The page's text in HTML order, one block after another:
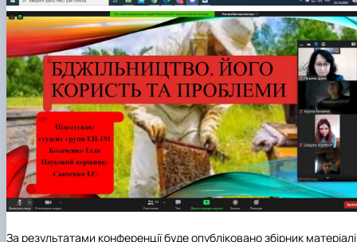
За результатами конференції буде опубліковано збірник